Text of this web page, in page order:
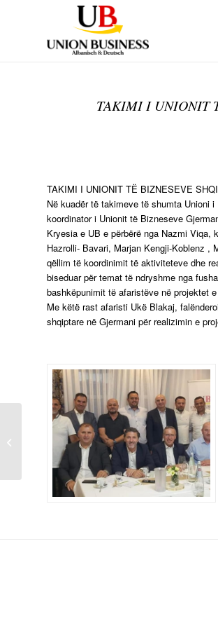
TAKIMI I UNIONIT
TAKIMI I UNIONIT TË BIZNESEVE
Në kuadër të takimeve të shumta Unioni
koordinator i Unionit të Bizneseve
Kryesia e UB e përbërë nga Nazmi Viqa,
Hazrolli- Bavari, Marjan Kengji-Koblenz ,
qëllim të koordinimit të aktiviteteve dhe
biseduar për temat të ndryshme nga
bashkëpunimit të afaristëve në projektet
Me këtë rast afaristi Ukë Blakaj,
shqiptare në Gjermani për realizimin e
Në kuadër të takimeve
promovuese të Unionit,
dje u mbajt tryeza me
afaristët...